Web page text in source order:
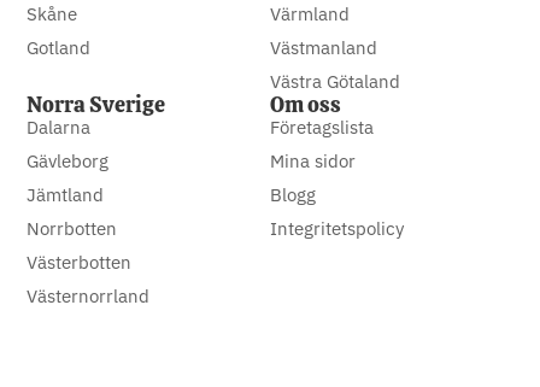
Skåne
Gotland
Värmland
Västmanland
Västra Götaland
Norra Sverige
Dalarna
Gävleborg
Jämtland
Norrbotten
Västerbotten
Västernorrland
Om oss
Företagslista
Mina sidor
Blogg
Integritetspolicy